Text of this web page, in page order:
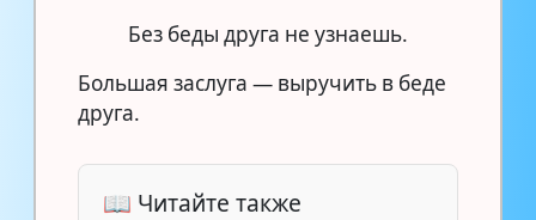
Без беды друга не узнаешь.
Большая заслуга — выручить в беде
друга.
📖 Читайте также